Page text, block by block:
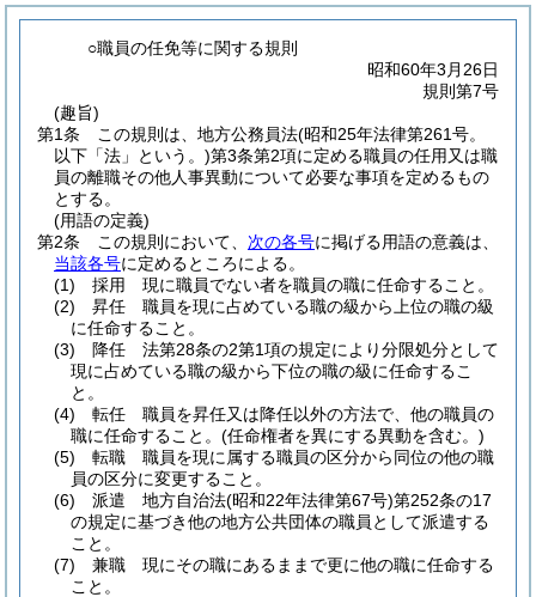
○職員の任免等に関する規則
昭和60年3月26日
規則第7号
(趣旨)
第1条
この規則は、地方公務員法(昭和25年法律第261号。
以下「法」という。)第3条第2項に定める職員の任用又は職
員の離職その他人事異動について必要な事項を定めるもの
とする。
(用語の定義)
第2条
この規則において、 次の各号に掲げる用語の意義は、
当該各号に定めるところによる。
(1)
採用 現に職員でない者を職員の職に任命すること。
(2)
昇任 職員を現に占めている職の級から上位の職の級
に任命すること。
(3)
降任 法第28条の2第1項の規定により分限処分として
現に占めている職の級から下位の職の級に任命するこ
と。
(4)
転任 職員を昇任又は降任以外の方法で、他の職員の
職に任命すること。 (任命権者を異にする異動を含む。)
(5)
転職 職員を現に属する職員の区分から同位の他の職
員の区分に変更すること。
(6)
派遣 地方自治法(昭和22年法律第67号)第252条の17
の規定に基づき他の地方公共団体の職員として派遣する
こと。
(7)
兼職 現にその職にあるままで更に他の職に任命する
こと。